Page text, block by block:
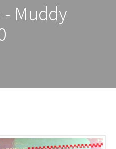
Muddy